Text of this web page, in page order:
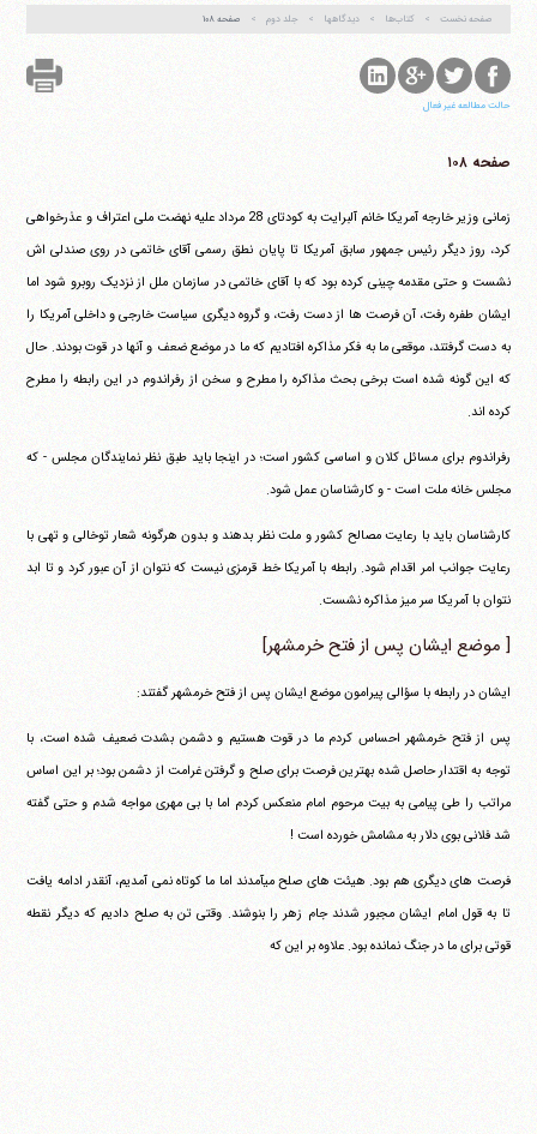
صفحه نخست کتاب‌ها دیدگاهها جلد دوم صفحه ۱۰۸
حالت مطالعه غیر فعال
صفحه ۱۰۸
زمانی وزیر خارجه آمریکا خانم آلبرایت به کودتای 28 مرداد علیه نهضت ملی اعتراف و عذرخواهی
کرد، روز دیگر رئیس جمهور سابق آمریکا تا پایان نطق رسمی آقای خاتمی در روی صندلی اش
نشست و حتی مقدمه چینی کرده بود که با آقای خاتمی در سازمان ملل از نزدیک روبرو شود اما
ایشان طفره رفت، آن فرصت ها از دست رفت، و گروه دیگری سیاست خارجی و داخلی آمریکا را
به دست گرفتند، موقعی ما به فکر مذاکره افتادیم که ما در موضع ضعف و آنها در قوت بودند. حال
که این گونه شده است برخی بحث مذاکره را مطرح و سخن از رفراندوم در این رابطه را مطرح
کرده اند.
رفراندوم برای مسائل کلان و اساسی کشور است؛ در اینجا باید طبق نظر نمایندگان مجلس - که
مجلس خانه ملت است - و کارشناسان عمل شود.
کارشناسان باید با رعایت مصالح کشور و ملت نظر بدهند و بدون هرگونه شعار توخالی و تهی با
رعایت جوانب امر اقدام شود. رابطه با آمریکا خط قرمزی نیست که نتوان از آن عبور کرد و تا ابد
نتوان با آمریکا سر میز مذاکره نشست.
[ موضع ایشان پس از فتح خرمشهر]
ایشان در رابطه با سؤالی پیرامون موضع ایشان پس از فتح خرمشهر گفتند:
پس از فتح خرمشهر احساس کردم ما در قوت هستیم و دشمن بشدت ضعیف شده است، با
توجه به اقتدار حاصل شده بهترین فرصت برای صلح و گرفتن غرامت از دشمن بود؛ بر این اساس
مراتب را طی پیامی به بیت مرحوم امام منعکس کردم اما با بی مهری مواجه شدم و حتی گفته
شد فلانی بوی دلار به مشامش خورده است !
فرصت های دیگری هم بود. هیئت های صلح می‎آمدند اما ما کوتاه نمی آمدیم، آنقدر ادامه یافت
تا به قول امام ایشان مجبور شدند جام زهر را بنوشند. وقتی تن به صلح دادیم که دیگر نقطه
قوتی برای ما در جنگ نمانده بود. علاوه بر این که